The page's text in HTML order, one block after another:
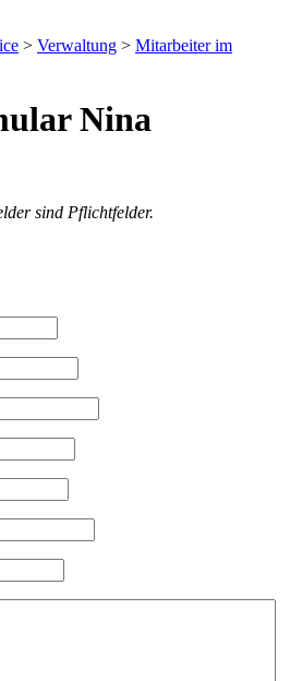
> Verwaltung > Mitarbeiter im
Nina
sind Pflichtfelder.